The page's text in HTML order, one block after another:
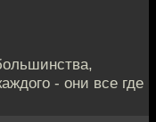
- они все где